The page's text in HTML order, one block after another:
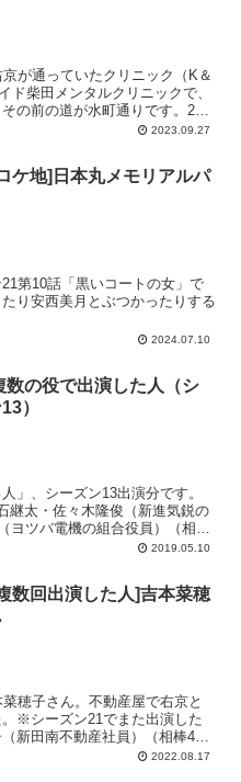
が通っていたクリニック（K＆
ド柴田メンタルクリニックで、
の前の道が水町通りです。20
のですが、同じ看板な...2023.09.27
ケ地]日本丸メモリアルパ
第10話「黒いコートの女」で
り安西美月とぶつかったりする
2024.07.10
数の役で出演した人（シ
）
」、シーズン13出演分です。
継太・佐々木隆俊（新進気鋭の
ヨツバ電機の組合役員）（相棒
2019.05.10
数回出演した人]吉本菜穂
穂子さん。不動産屋で右京と
※シーズン21でまた出演した
新田南不動産社員）（相棒4第
話「ママ友」）斉藤...2022.08.17